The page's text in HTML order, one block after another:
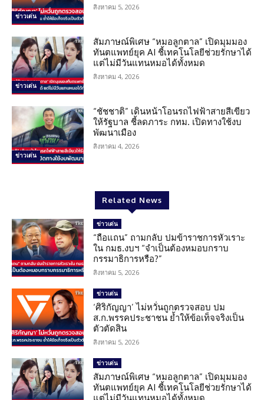
ข่าวเด่น
สิงหาคม 5, 2026
ข่าวเด่น
สัมภาษณ์พิเศษ “หมอลูกตาล” เปิดมุมมอง
ทันตแพทย์ยุค AI ชี้เทคโนโลยีช่วยรักษาได้
แต่ไม่มีวันแทนหมอได้ทั้งหมด
สิงหาคม 4, 2026
ข่าวเด่น
“ชัชชาติ” เดินหน้าโอนรถไฟฟ้าสายสีเขียว
ให้รัฐบาล ชี้ลดภาระ กทม. เปิดทางใช้งบ
พัฒนาเมือง
สิงหาคม 4, 2026
Related News
ข่าวเด่น
“ถือแถน” ถามกลับ ปมข้าราชการหัวเราะ
ใน กมธ.งบฯ “จำเป็นต้องหมอบกราบ
กรรมาธิการหรือ?”
สิงหาคม 5, 2026
ข่าวเด่น
‘ศิริกัญญา’ ไม่หวั่นถูกตรวจสอบ ปม
ส.ก.พรรคประชาชน ย้ำให้ข้อเท็จจริงเป็น
ตัวตัดสิน
สิงหาคม 5, 2026
ข่าวเด่น
สัมภาษณ์พิเศษ “หมอลูกตาล” เปิดมุมมอง
ทันตแพทย์ยุค AI ชี้เทคโนโลยีช่วยรักษาได้